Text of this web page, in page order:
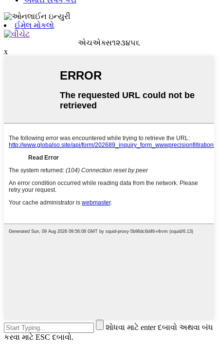
ઈમેલ મોકલો
એચએક્સ૧૨૩૪૫૬
x
શોધવા માટે enter દબાવો અથવા બંધ
કરવા માટે ESC દબાવો.